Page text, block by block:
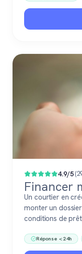
4.9/5
Financer
Un courtier en
monter un
conditions de
Réponse < 24h